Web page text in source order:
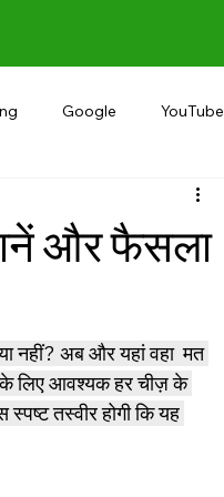
Google YouTube
Microsoft
और फैसला
नहीं? अब और यहां वहा  मत
के लिए आवश्यक हर चीज़ के
तस्वीर होगी कि यह